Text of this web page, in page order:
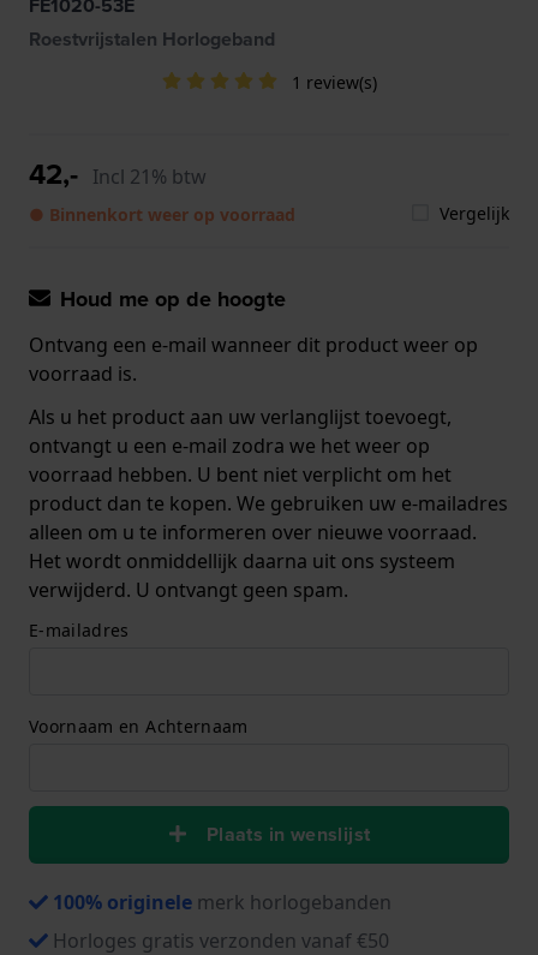
Roestvrijstalen Horlogeband
1 review(s)
42,- Incl 21% btw
● Binnenkort weer op voorraad Vergelijk
Houd me op de hoogte
Ontvang een e-mail wanneer dit product weer op
voorraad is.
Als u het product aan uw verlanglijst toevoegt,
ontvangt u een e-mail zodra we het weer op
voorraad hebben. U bent niet verplicht om het
product dan te kopen. We gebruiken uw e-mailadres
alleen om u te informeren over nieuwe voorraad.
Het wordt onmiddellijk daarna uit ons systeem
verwijderd. U ontvangt geen spam.
E-mailadres
Voornaam en Achternaam
Plaats in wenslijst
100% originele merk horlogebanden
Horloges gratis verzonden vanaf €50